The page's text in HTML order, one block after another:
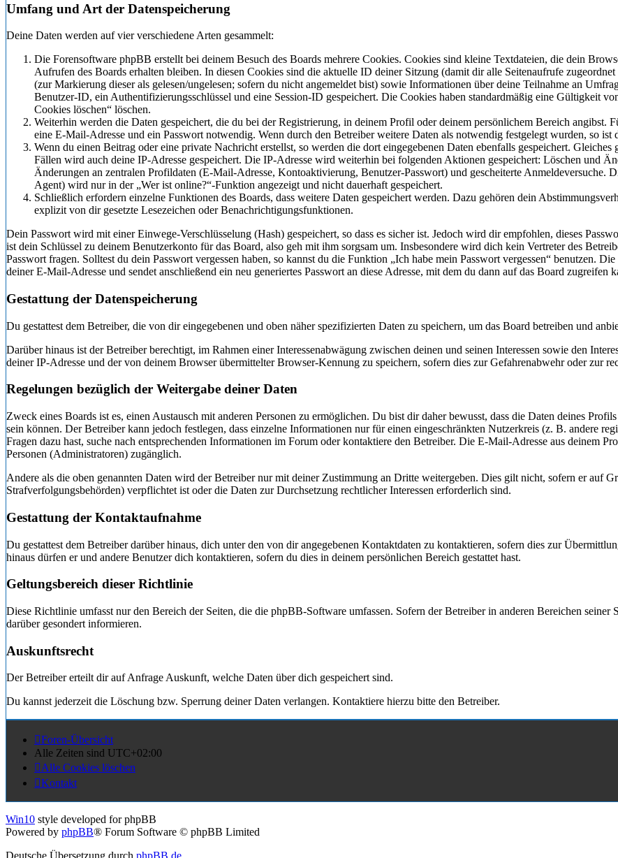
Umfang und Art der Datenspeicherung
Deine Daten werden auf vier verschiedene Arten gesammelt:
Die Forensoftware phpBB erstellt bei deinem Besuch des Boards mehrere Cookies. Cookies sind kleine Textdateien, die dein
Aufrufen des Boards erhalten bleiben. In diesen Cookies sind die aktuelle ID deiner Sitzung (damit dir alle Seitenaufrufe
(zur Markierung dieser als gelesen/ungelesen; sofern du nicht angemeldet bist) sowie Informationen über deine Teilnahme an
Benutzer-ID, ein Authentifizierungsschlüssel und eine Session-ID gespeichert. Die Cookies haben standardmäßig eine Gültigkeit
Cookies löschen“ löschen.
Weiterhin werden die Daten gespeichert, die du bei der Registrierung, in deinem Profil oder deinem persönlichem Bereich angibst.
eine E-Mail-Adresse und ein Passwort notwendig. Wenn durch den Betreiber weitere Daten als notwendig festgelegt wurden, so
Wenn du einen Beitrag oder eine private Nachricht erstellst, so werden die dort eingegebenen Daten ebenfalls gespeichert.
Fällen wird auch deine IP-Adresse gespeichert. Die IP-Adresse wird weiterhin bei folgenden Aktionen gespeichert: Löschen und
Änderungen an zentralen Profildaten (E-Mail-Adresse, Kontoaktivierung, Benutzer-Passwort) und gescheiterte
Agent) wird nur in der „Wer ist online?“-Funktion angezeigt und nicht dauerhaft gespeichert.
Schließlich erfordern einzelne Funktionen des Boards, dass weitere Daten gespeichert werden. Dazu gehören dein
explizit von dir gesetzte Lesezeichen oder Benachrichtigungsfunktionen.
Dein Passwort wird mit einer Einwege-Verschlüsselung (Hash) gespeichert, so dass es sicher ist. Jedoch wird dir empfohlen, dieses
ist dein Schlüssel zu deinem Benutzerkonto für das Board, also geh mit ihm sorgsam um. Insbesondere wird dich kein Vertreter des
Passwort fragen. Solltest du dein Passwort vergessen haben, so kannst du die Funktion „Ich habe mein Passwort vergessen“ benutzen.
deiner E-Mail-Adresse und sendet anschließend ein neu generiertes Passwort an diese Adresse, mit dem du dann auf das Board zugreifen
Gestattung der Datenspeicherung
Du gestattest dem Betreiber, die von dir eingegebenen und oben näher spezifizierten Daten zu speichern, um das Board betreiben und
Darüber hinaus ist der Betreiber berechtigt, im Rahmen einer Interessenabwägung zwischen deinen und seinen Interessen sowie den
deiner IP-Adresse und der von deinem Browser übermittelter Browser-Kennung zu speichern, sofern dies zur Gefahrenabwehr oder zur
Regelungen bezüglich der Weitergabe deiner Daten
Zweck eines Boards ist es, einen Austausch mit anderen Personen zu ermöglichen. Du bist dir daher bewusst, dass die Daten deines
sein können. Der Betreiber kann jedoch festlegen, dass einzelne Informationen nur für einen eingeschränkten Nutzerkreis (z. B. andere
Fragen dazu hast, suche nach entsprechenden Informationen im Forum oder kontaktiere den Betreiber. Die E-Mail-Adresse aus deinem
Personen (Administratoren) zugänglich.
Andere als die oben genannten Daten wird der Betreiber nur mit deiner Zustimmung an Dritte weitergeben. Dies gilt nicht, sofern er auf
Strafverfolgungsbehörden) verpflichtet ist oder die Daten zur Durchsetzung rechtlicher Interessen erforderlich sind.
Gestattung der Kontaktaufnahme
Du gestattest dem Betreiber darüber hinaus, dich unter den von dir angegebenen Kontaktdaten zu kontaktieren, sofern dies zur
hinaus dürfen er und andere Benutzer dich kontaktieren, sofern du dies in deinem persönlichen Bereich gestattet hast.
Geltungsbereich dieser Richtlinie
Diese Richtlinie umfasst nur den Bereich der Seiten, die die phpBB-Software umfassen. Sofern der Betreiber in anderen Bereichen
darüber gesondert informieren.
Auskunftsrecht
Der Betreiber erteilt dir auf Anfrage Auskunft, welche Daten über dich gespeichert sind.
Du kannst jederzeit die Löschung bzw. Sperrung deiner Daten verlangen. Kontaktiere hierzu bitte den Betreiber.
Foren-Übersicht
Alle Zeiten sind UTC+02:00
Alle Cookies löschen
Kontakt
Win10 style developed for phpBB
Powered by phpBB® Forum Software © phpBB Limited